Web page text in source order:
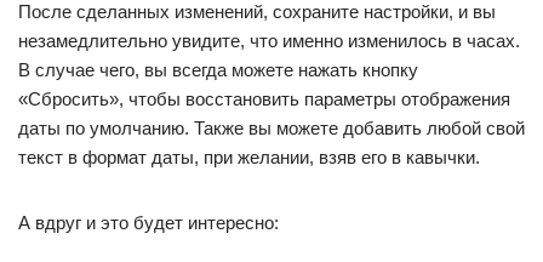
После сделанных изменений, сохраните настройки, и вы
незамедлительно увидите, что именно изменилось в часах.
В случае чего, вы всегда можете нажать кнопку
«Сбросить», чтобы восстановить параметры отображения
даты по умолчанию. Также вы можете добавить любой свой
текст в формат даты, при желании, взяв его в кавычки.
А вдруг и это будет интересно: